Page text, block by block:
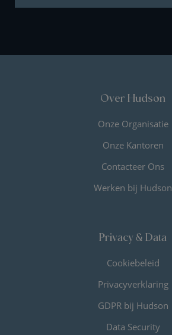
Over Hudson
Onze Organisatie
Onze Kantoren
Contacteer Ons
Werken bij Hudson
Privacy & Data
Cookiebeleid
Privacyverklaring
GDPR bij Hudson
Data Security